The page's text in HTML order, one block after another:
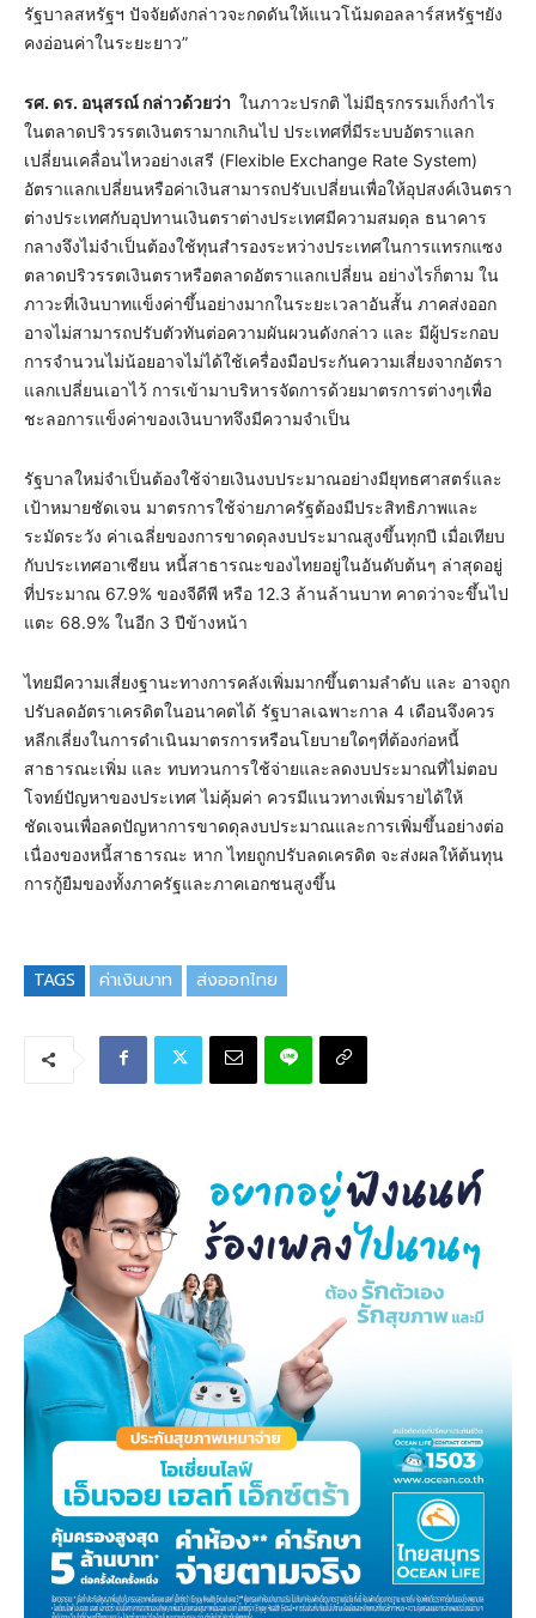
รัฐบาลสหรัฐฯ ปัจจัยดังกล่าวจะกดดันให้แนวโน้มดอลลาร์สหรัฐฯยัง
คงอ่อนค่าในระยะยาว”
รศ. ดร. อนุสรณ์ กล่าวด้วยว่า ในภาวะปรกติ ไม่มีธุรกรรมเก็งกำไร
ในตลาดปริวรรตเงินตรามากเกินไป ประเทศที่มีระบบอัตราแลก
เปลี่ยนเคลื่อนไหวอย่างเสรี (Flexible Exchange Rate System)
อัตราแลกเปลี่ยนหรือค่าเงินสามารถปรับเปลี่ยนเพื่อให้อุปสงค์เงินตรา
ต่างประเทศกับอุปทานเงินตราต่างประเทศมีความสมดุล ธนาคาร
กลางจึงไม่จำเป็นต้องใช้ทุนสำรองระหว่างประเทศในการแทรกแซง
ตลาดปริวรรตเงินตราหรือตลาดอัตราแลกเปลี่ยน อย่างไรก็ตาม ใน
ภาวะที่เงินบาทแข็งค่าขึ้นอย่างมากในระยะเวลาอันสั้น ภาคส่งออก
อาจไม่สามารถปรับตัวทันต่อความผันผวนดังกล่าว และ มีผู้ประกอบ
การจำนวนไม่น้อยอาจไม่ได้ใช้เครื่องมือประกันความเสี่ยงจากอัตรา
แลกเปลี่ยนเอาไว้ การเข้ามาบริหารจัดการด้วยมาตรการต่างๆเพื่อ
ชะลอการแข็งค่าของเงินบาทจึงมีความจำเป็น
รัฐบาลใหม่จำเป็นต้องใช้จ่ายเงินงบประมาณอย่างมียุทธศาสตร์และ
เป้าหมายชัดเจน มาตรการใช้จ่ายภาครัฐต้องมีประสิทธิภาพและ
ระมัดระวัง ค่าเฉลี่ยของการขาดดุลงบประมาณสูงขึ้นทุกปี เมื่อเทียบ
กับประเทศอาเซียน หนี้สาธารณะของไทยอยู่ในอันดับต้นๆ ล่าสุดอยู่
ที่ประมาณ 67.9% ของจีดีพี หรือ 12.3 ล้านล้านบาท คาดว่าจะขึ้นไป
แตะ 68.9% ในอีก 3 ปีข้างหน้า
ไทยมีความเสี่ยงฐานะทางการคลังเพิ่มมากขึ้นตามลำดับ และ อาจถูก
ปรับลดอัตราเครดิตในอนาคตได้ รัฐบาลเฉพาะกาล 4 เดือนจึงควร
หลีกเลี่ยงในการดำเนินมาตรการหรือนโยบายใดๆที่ต้องก่อหนี้
สาธารณะเพิ่ม และ ทบทวนการใช้จ่ายและลดงบประมาณที่ไม่ตอบ
โจทย์ปัญหาของประเทศ ไม่คุ้มค่า ควรมีแนวทางเพิ่มรายได้ให้
ชัดเจนเพื่อลดปัญหาการขาดดุลงบประมาณและการเพิ่มขึ้นอย่างต่อ
เนื่องของหนี้สาธารณะ หาก ไทยถูกปรับลดเครดิต จะส่งผลให้ต้นทุน
การกู้ยืมของทั้งภาครัฐและภาคเอกชนสูงขึ้น
TAGS ค่าเงินบาท ส่งออกไทย